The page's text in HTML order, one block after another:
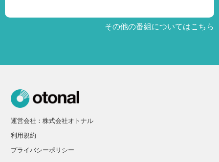
その他の番組についてはこちら
運営会社：株式会社オトナル
利用規約
プライバシーポリシー